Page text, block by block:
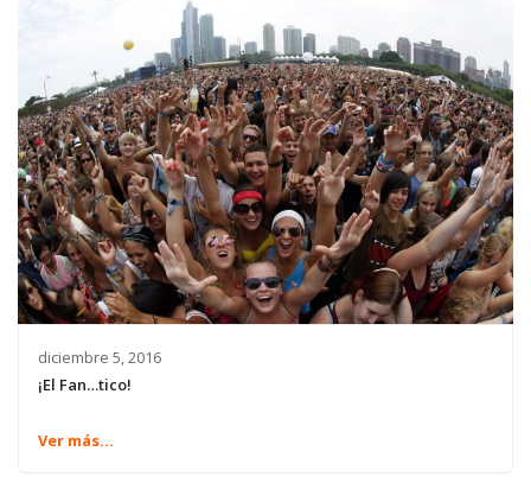
diciembre 5, 2016
¡El Fan…tico!
Ver más...